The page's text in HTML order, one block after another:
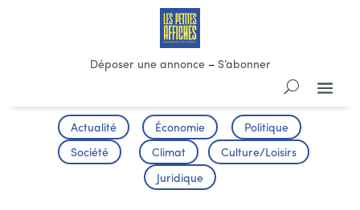
Déposer une annonce– S’abonner
Actualité Économie Politique
Société Climat Culture/Loisirs
Juridique